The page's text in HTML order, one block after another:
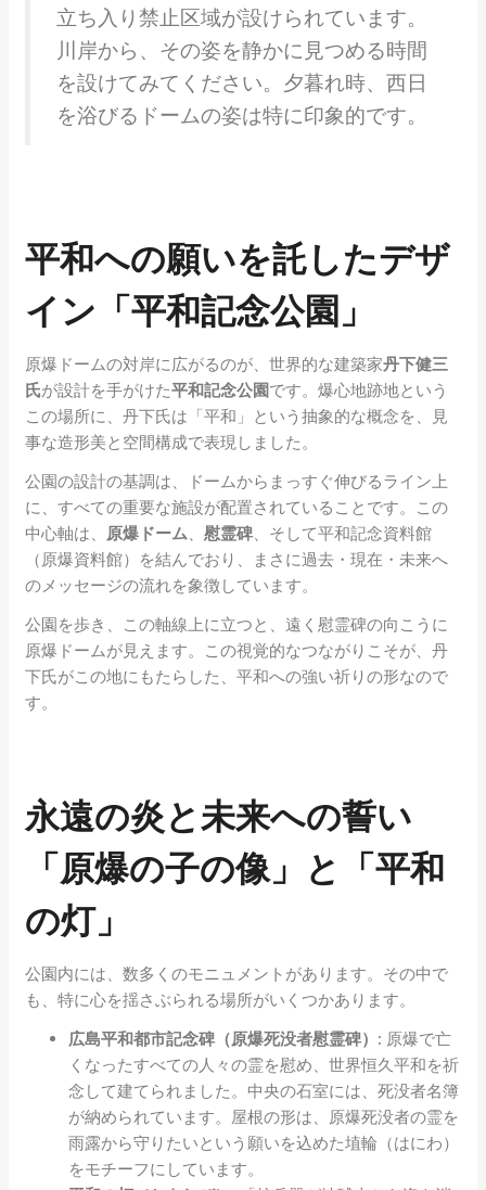
立ち入り禁止区域が設けられています。
川岸から、その姿を静かに見つめる時間
を設けてみてください。夕暮れ時、西日
を浴びるドームの姿は特に印象的です。
平和への願いを託したデザ
イン「平和記念公園」
原爆ドームの対岸に広がるのが、世界的な建築家丹下健三
氏が設計を手がけた平和記念公園です。爆心地跡地という
この場所に、丹下氏は「平和」という抽象的な概念を、見
事な造形美と空間構成で表現しました。
公園の設計の基調は、ドームからまっすぐ伸びるライン上
に、すべての重要な施設が配置されていることです。この
中心軸は、 原爆ドーム、 慰霊碑、そして平和記念資料館
（原爆資料館）を結んでおり、まさに過去・現在・未来へ
のメッセージの流れを象徴しています。
公園を歩き、この軸線上に立つと、遠く慰霊碑の向こうに
原爆ドームが見えます。この視覚的なつながりこそが、丹
下氏がこの地にもたらした、平和への強い祈りの形なので
す。
永遠の炎と未来への誓い
「原爆の子の像」と「平和
の灯」
公園内には、数多くのモニュメントがあります。その中で
も、特に心を揺さぶられる場所がいくつかあります。
広島平和都市記念碑（原爆死没者慰霊碑）: 原爆で亡
くなったすべての人々の霊を慰め、世界恒久平和を祈
念して建てられました。中央の石室には、死没者名簿
が納められています。屋根の形は、原爆死没者の霊を
雨露から守りたいという願いを込めた埴輪（はにわ）
をモチーフにしています。